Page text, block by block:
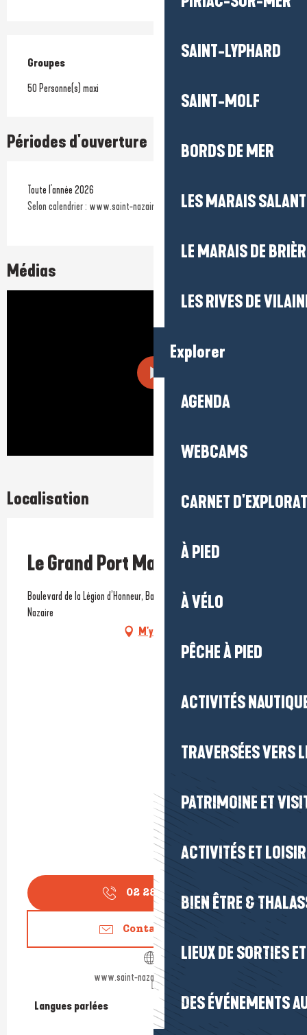
SAINT-LYPHARD
SAINT-MOLF
BORDS DE MER
LES MARAIS
LE MARAIS DE
LES RIVES DE
Explorer
AGENDA
WEBCAMS
CARNET
À PIED
À VÉLO
PÊCHE À PIED
ACTIVITÉS
TRAVERSÉES VERS
PATRIMOINE ET
ACTIVITÉS ET
BIEN ÊTRE &
LIEUX DE SORTIES
DES ÉVÉNEMENTS
Groupes
Groupes
50 Personne(s) maxi
Périodes d'ouverture
Toute l'année 2026
Selon calendrier : www.saint-nazaire-tourisme.com
Médias
Localisation
Le Grand Port Maritime
Prestataire engagé dans une démarche environnementale
Boulevard de la Légion d’Honneur, Base sous-marine, 44600 Saint-
Nazaire
M'y rendre
02 28 540 6
Contactez-nous
www.saint-nazaire-tourisme.com
Langues parlées
Langues parlées